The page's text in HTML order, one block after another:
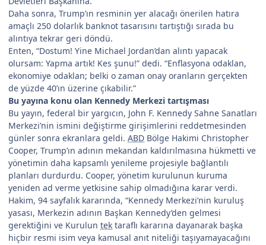
Daha sonra, Trump’ın resminin yer alacağı önerilen hatıra
amaçlı 250 dolarlık banknot tasarısını tartıştığı sırada bu
alıntıya tekrar geri döndü.
Enten, “Dostum! Yine Michael Jordan’dan alıntı yapacak
olursam: Yapma artık! Kes şunu!” dedi. “Enflasyona odaklan,
ekonomiye odaklan; belki o zaman onay oranların gerçekten
de yüzde 40’ın üzerine çıkabilir.”
Bu yayına konu olan Kennedy Merkezi tartışması
Bu yayın, federal bir yargıcın, John F. Kennedy Sahne Sanatları
Merkezi’nin ismini değiştirme girişimlerini reddetmesinden
günler sonra ekranlara geldi. ABD Bölge Hakimi Christopher
Cooper, Trump’ın adının mekandan kaldırılmasına hükmetti ve
yönetimin daha kapsamlı yenileme projesiyle bağlantılı
planları durdurdu. Cooper, yönetim kurulunun kuruma
yeniden ad verme yetkisine sahip olmadığına karar verdi.
Hakim, 94 sayfalık kararında, “Kennedy Merkezi’nin kuruluş
yasası, Merkezin adının Başkan Kennedy’den gelmesi
gerektiğini ve Kurulun tek taraflı kararına dayanarak başka
hiçbir resmi isim veya kamusal anıt niteliği taşıyamayacağını